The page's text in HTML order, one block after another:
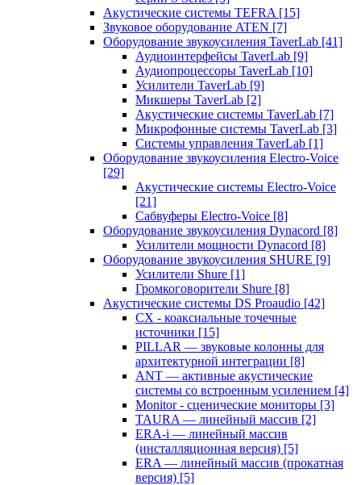
Акустические системы TEFRA [15]
Звуковое оборудование ATEN [7]
Оборудование звукоусиления TaverLab [41]
Аудиоинтерфейсы TaverLab [9]
Аудиопроцессоры TaverLab [10]
Усилители TaverLab [9]
Микшеры TaverLab [2]
Акустические системы TaverLab [7]
Микрофонные системы TaverLab [3]
Системы управления TaverLab [1]
Оборудование звукоусиления Electro-Voice
[29]
Акустические системы Electro-Voice
[21]
Сабвуферы Electro-Voice [8]
Оборудование звукоусиления Dynacord [8]
Усилители мощности Dynacord [8]
Оборудование звукоусиления SHURE [9]
Усилители Shure [1]
Громкоговорители Shure [8]
Акустические системы DS Proaudio [42]
CX - коаксиальные точечные
источники [15]
PILLAR — звуковые колонны для
архитектурной интеграции [8]
ANT — активные акустические
системы со встроенным усилением [4]
Monitor - сценические мониторы [3]
TAURA — линейный массив [2]
ERA-i — линейный массив
(инсталляционная версия) [5]
ERA — линейный массив (прокатная
версия) [5]